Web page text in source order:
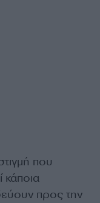
που
κάποια
προς την